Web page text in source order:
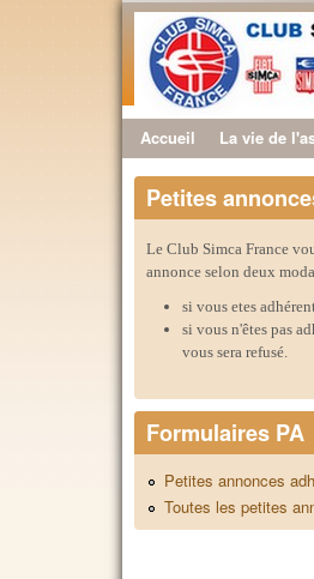
Menu principal
Accueil La vie de
Petites
Le Club Simca France
annonce selon deux
si vous etes
si vous n'êtes pas
vous sera refusé.
Formulaires PA
Petites annonces
Toutes les petites